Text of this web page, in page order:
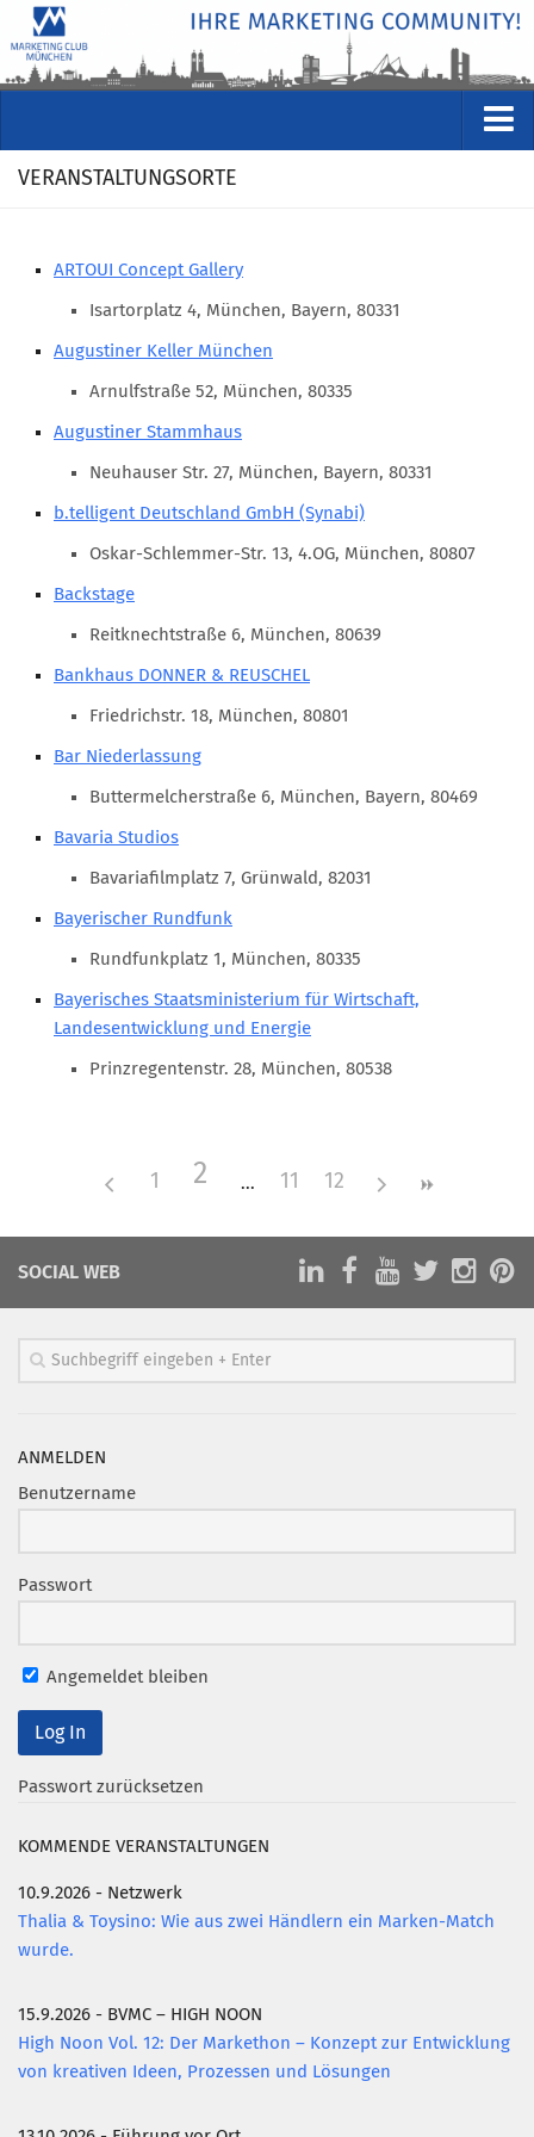
VERANSTALTUNGEN
Wer wir sind
Clubführung
Geschäftsstelle
MCM Club TV
MITGLIEDSCHAFT
AKTUELLES
KONTAKT
VERANSTALTUNGSORTE
ARTOUI Concept Gallery
Isartorplatz 4, München, Bayern, 80331
Augustiner Keller München
Arnulfstraße 52, München, 80335
Augustiner Stammhaus
Neuhauser Str. 27, München, Bayern, 80331
b.telligent Deutschland GmbH (Synabi)
Oskar-Schlemmer-Str. 13, 4.OG, München, 80807
Backstage
Reitknechtstraße 6, München, 80639
Bankhaus DONNER & REUSCHEL
Friedrichstr. 18, München, 80801
Bar Niederlassung
Buttermelcherstraße 6, München, Bayern, 80469
Bavaria Studios
Bavariafilmplatz 7, Grünwald, 82031
Bayerischer Rundfunk
Rundfunkplatz 1, München, 80335
Bayerisches Staatsministerium für Wirtschaft,
Landesentwicklung und Energie
Prinzregentenstr. 28, München, 80538
1 2 11 12
SOCIAL WEB
ANMELDEN
Benutzername
Passwort
Angemeldet bleiben
Passwort zurücksetzen
KOMMENDE VERANSTALTUNGEN
10.9.2026 - Netzwerk
Thalia & Toysino: Wie aus zwei Händlern ein Marken-Match
wurde.
15.9.2026 - BVMC – HIGH NOON
High Noon Vol. 12: Der Markethon – Konzept zur Entwicklung
von kreativen Ideen, Prozessen und Lösungen